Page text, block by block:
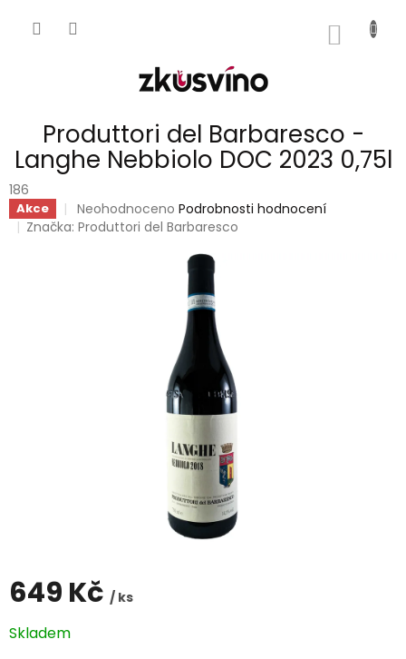
Produttori del Barbaresco -
Langhe Nebbiolo DOC 2023 0,75l
186
Akce
Průměrné
hodnocení
Neohodnoceno Podrobnosti hodnocení
Značka:Produttori del Barbaresco
649 Kč / ks
Měrná
cena:
Skladem